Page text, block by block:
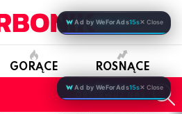
GORĄCE ROSNĄCE
Ad by WeForAds15s✕ Close
Ad by WeForAds15s✕ Close